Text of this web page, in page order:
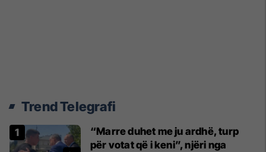
Trend Telegrafi
“Marre duhet me ju ardhë, turp
për votat që i keni”, njëri nga